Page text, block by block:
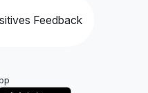
Feedback